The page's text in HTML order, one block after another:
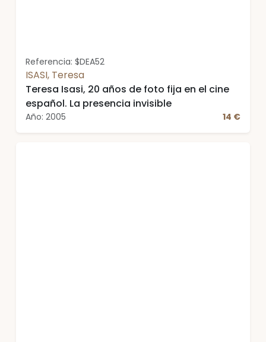
Referencia: $DEA52
ISASI, Teresa
Teresa Isasi, 20 años de foto fija en el cine
español. La presencia invisible
Año: 2005 14 €